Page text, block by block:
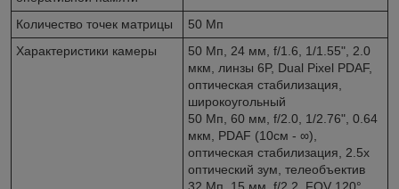
Количество точек матрицы
50 Мп
Характеристики камеры
50 Мп, 24 мм, f/1.6, 1/1.55", 2.0
мкм, линзы 6P, Dual Pixel PDAF,
оптическая стабилизация,
широкоугольный
50 Мп, 60 мм, f/2.0, 1/2.76", 0.64
мкм, PDAF (10см - ∞),
оптическая стабилизация, 2.5x
оптический зум, телеобъектив
32 Мп, 15 мм, f/2.2, FOV 120°,